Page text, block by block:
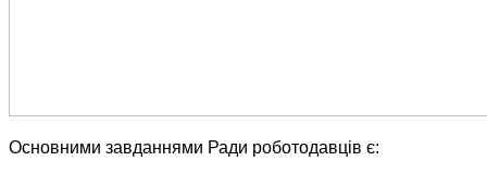
Основними завданнями Ради роботодавців є: